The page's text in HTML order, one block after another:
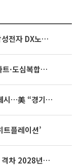
3445억 자사주 지급 마쳤는데...삼성전자 DX노조, 뒤늦은 '떼쓰기 집회'
영끌 '주택공급' 대책 임박⋯비아파트·도심복합까지 총동원
이란, 미국에 호르무즈 합의 조건 제시…美 “경기 아직 안 끝나” [종합]
플레이션’
종부세 개편에도…1·3주택 종부세 격차 2028년부터 확대